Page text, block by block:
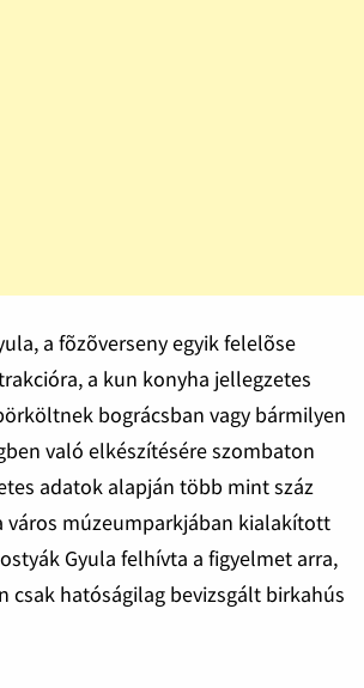
a fõzõverseny egyik felelõse
a kun konyha jellegzetes
bográcsban vagy bármilyen
való elkészítésére szombaton
adatok alapján több mint száz
város múzeumparkjában kialakított
Gyula felhívta a figyelmet arra,
csak hatóságilag bevizsgált birkahús